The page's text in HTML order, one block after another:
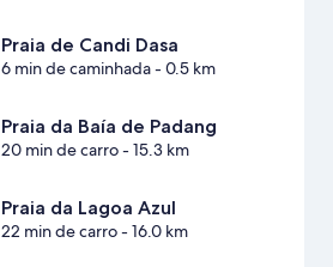
Praia de Candi Dasa
6 min de caminhada- 0.5 km
Praia da Baía de Padang
20 min de carro- 15.3 km
Praia da Lagoa Azul
22 min de carro- 16.0 km